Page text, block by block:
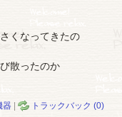
くなってきたの
散ったのか
器 | トラックバック (0)